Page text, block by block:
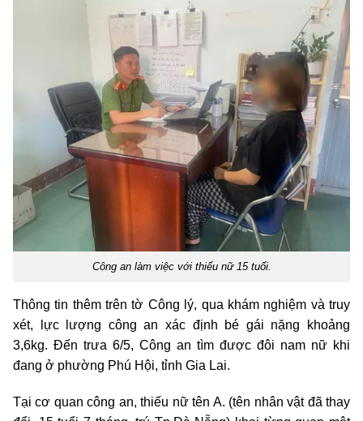
Công an làm việc với thiếu nữ 15 tuổi.
Thông tin thêm trên tờ Công lý, qua khám nghiệm và truy
xét, lực lượng công an xác định bé gái nặng khoảng
3,6kg. Đến trưa 6/5, Công an tìm được đôi nam nữ khi
đang ở phường Phú Hội, tỉnh Gia Lai.
Tại cơ quan công an, thiếu nữ tên A. (tên nhân vật đã thay